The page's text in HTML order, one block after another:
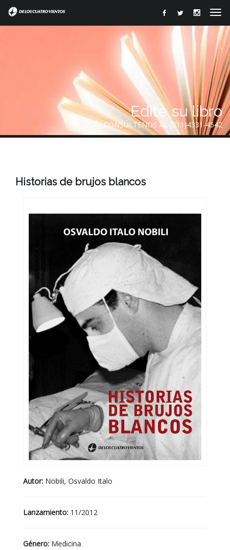
Edite su libro
CONSÚLTENOS AL (011)4331-4542
Historias de brujos blancos
Autor: Nobili, Osvaldo Italo
Lanzamiento: 11/2012
Género: Medicina